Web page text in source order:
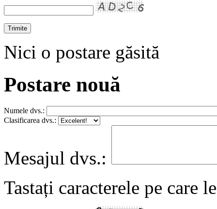
Nici o postare găsită
Postare nouă
Numele dvs.:
Clasificarea dvs.:
Mesajul dvs.:
Tastați caracterele pe care